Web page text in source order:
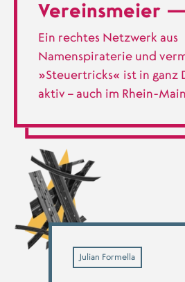
Vereinsmeier
Ein rechtes Netzwerk aus
Namenspiraterie und
»Steuertricks« ist in ganz
aktiv – auch im Rhein-
Julian Formella